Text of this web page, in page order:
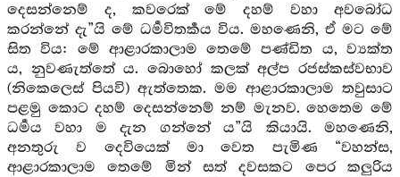
දෙසන්නෙම් ද, කවරෙක් මේ දහම් වහා අවබෝධ
කරන්නේ දැ”යි මේ ධර්‍මවිතර්‍කය විය. මහණෙනි, ඒ මට මේ
සිත විය: මේ ආළාරකාලාම තෙමේ පණ්ඩිත ය, ව්‍යක්ත
ය, නුවණැත්තේ ය. බොහෝ කලක් අල්ප රජස්කස්වභාව
(නිකෙලෙස් පියවි) ඇත්තෙක. මම ආළාරකාලාම තවුසාට
පළමු කොට දහම් දෙසන්නෙම් නම් මැනව. හෙතෙම මේ
ධර්‍මය වහා ම දැන ගන්නේ ය”යි කියායි. මහණෙනි,
අනතුරු ව දෙවියෙක් මා වෙත පැමිණ “වහන්ස,
ආළාරකාලාම තෙමේ මින් සත් දවසකට පෙර කලුරිය